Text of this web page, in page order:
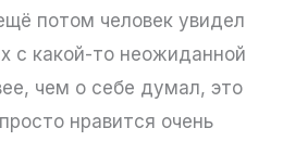
потом человек увидел
с какой-то неожиданной
чем о себе думал, это
нравится очень